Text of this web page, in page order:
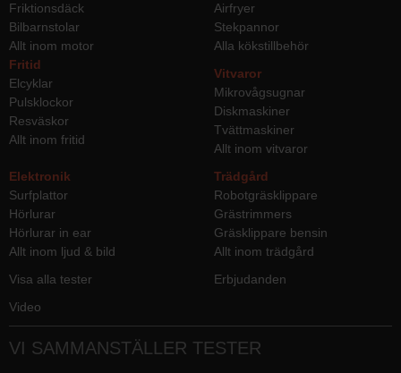
Friktionsdäck
Bilbarnstolar
Allt inom motor
Airfryer
Stekpannor
Alla kökstillbehör
Fritid
Elcyklar
Pulsklockor
Resväskor
Allt inom fritid
Vitvaror
Mikrovågsugnar
Diskmaskiner
Tvättmaskiner
Allt inom vitvaror
Elektronik
Surfplattor
Hörlurar
Hörlurar in ear
Allt inom ljud & bild
Trädgård
Robotgräsklippare
Grästrimmers
Gräsklippare bensin
Allt inom trädgård
Visa alla tester
Erbjudanden
Video
VI SAMMANSTÄLLER TESTER